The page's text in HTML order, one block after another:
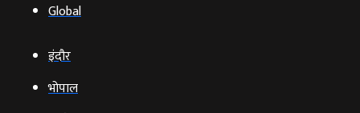
Global
इंदौर
भोपाल